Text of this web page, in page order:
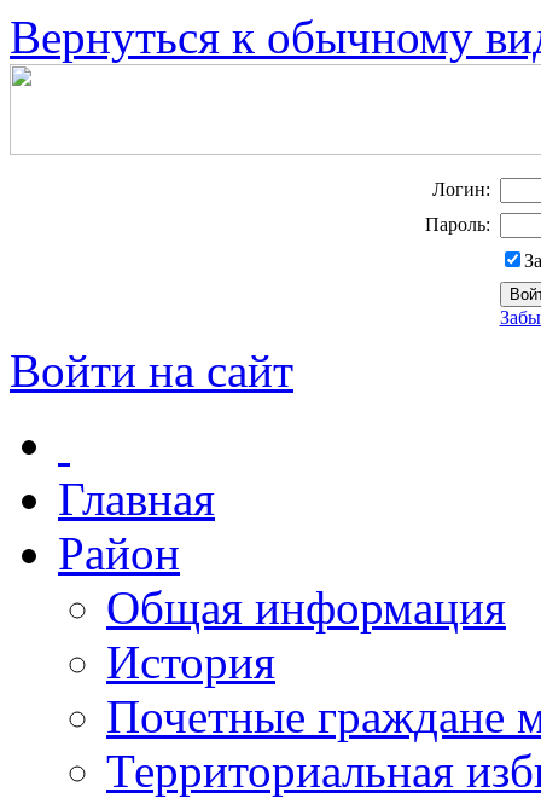
Вернуться к обычному
Логин:
Пароль:
Войти на сайт
Главная
Район
Общая информация
История
Почетные граждане
Территориальная